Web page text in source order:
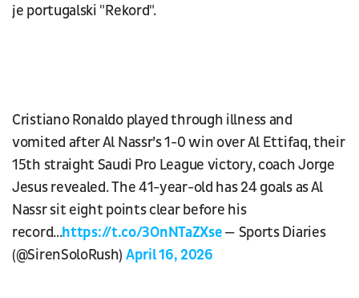
je portugalski "Rekord".
Cristiano Ronaldo played through illness and
vomited after Al Nassr’s 1-0 win over Al Ettifaq, their
15th straight Saudi Pro League victory, coach Jorge
Jesus revealed. The 41-year-old has 24 goals as Al
Nassr sit eight points clear before his
record...https://t.co/3OnNTaZXse— Sports Diaries
(@SirenSoloRush) April 16, 2026